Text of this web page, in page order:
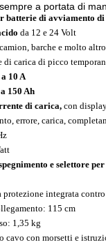
a portata di
batterie di avviamento di
da 12 e 24 Volt
barche e molto
di carica di picco
10 A
150 Ah
di carica, con
errore, carica,
e selettore
protezione integrata
115 cm
1,35 kg
cavo con morsetti e